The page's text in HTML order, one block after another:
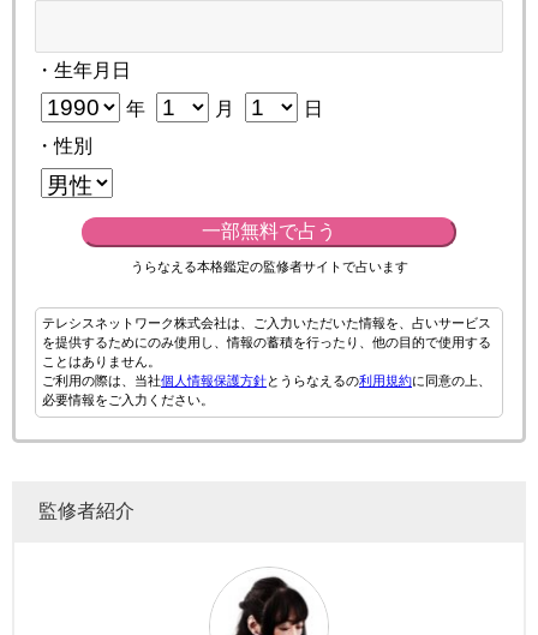
・生年月日
年 月
日
・性別
一部無料で占う
うらなえる本格鑑定の監修者サイトで占います
テレシスネットワーク株式会社は、ご入力いただいた情報を、占いサービス
を提供するためにのみ使用し、情報の蓄積を行ったり、他の目的で使用する
ことはありません。
ご利用の際は、当社個人情報保護方針とうらなえるの利用規約に同意の上、
必要情報をご入力ください。
監修者紹介